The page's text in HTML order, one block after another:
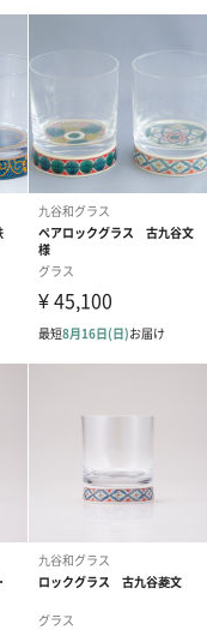
を独自の技術により
ラス。2006年度グッ
品です。九谷焼で出
内生産にこだわり作製
してご贈答用としても
花詰」
華絢爛を代表する画風